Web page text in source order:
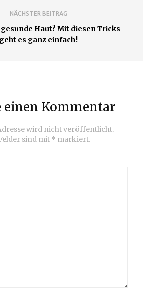
NÄCHSTER BEITRAG
Haut? Mit diesen Tricks
geht es ganz einfach!
einen Kommentar
wird nicht veröffentlicht.
sind mit * markiert.